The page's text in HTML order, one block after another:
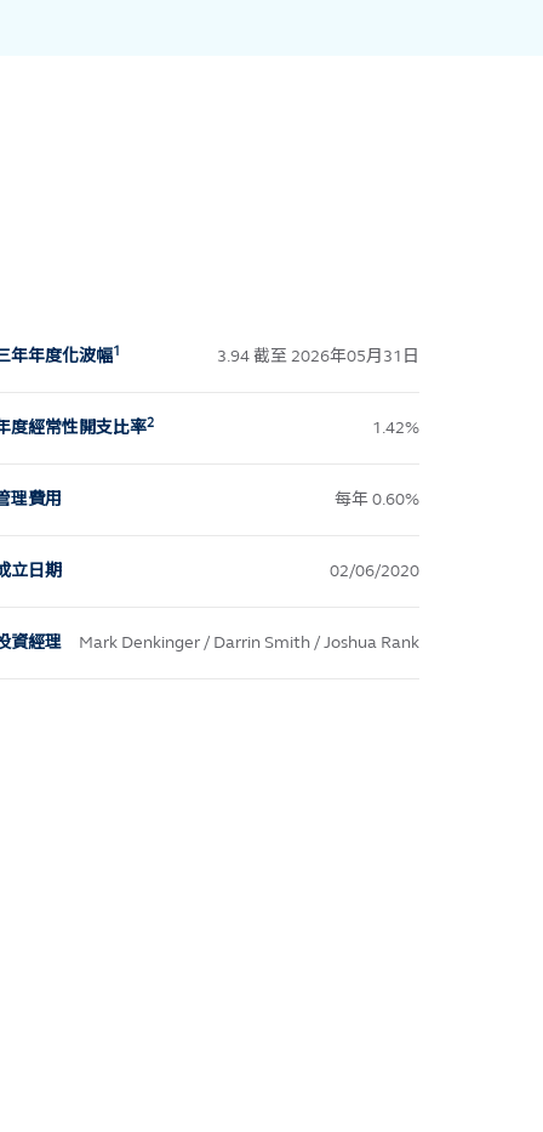
年年度化波幅1 3.94 截至 2026年05月31日
度經常性開支比率2 1.42%
理費用 每年 0.60%
立日期 02/06/2020
資經理 Mark Denkinger / Darrin Smith / Joshua Rank